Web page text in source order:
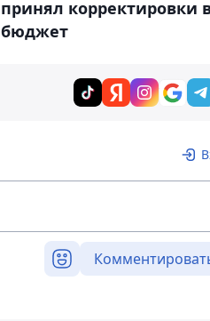
принял корректировки
бюджет